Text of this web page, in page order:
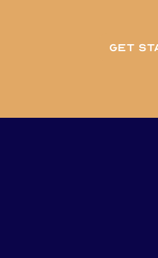
Get